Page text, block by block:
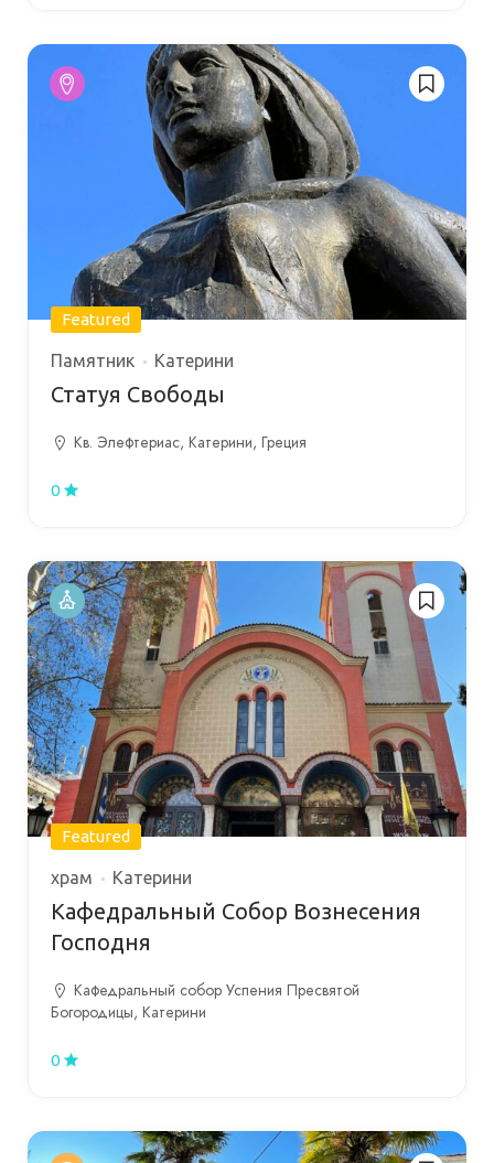
Featured
Памятник Катерини
Статуя Свободы
Кв. Элефтериас, Катерини, Греция
0
Featured
храм Катерини
Кафедральный Собор Вознесения
Господня
Кафедральный собор Успения Пресвятой
Богородицы, Катерини
0